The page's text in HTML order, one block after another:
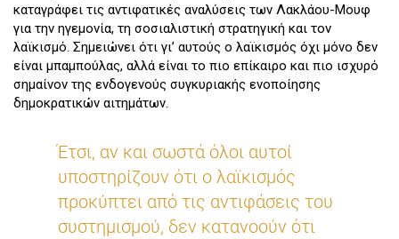
καταγράφει τις αντιφατικές αναλύσεις των Λακλάου-Μουφ
για την ηγεμονία, τη σοσιαλιστική στρατηγική και τον
λαϊκισμό. Σημειώνει ότι γι’ αυτούς ο λαϊκισμός όχι μόνο δεν
είναι μπαμπούλας, αλλά είναι το πιο επίκαιρο και πιο ισχυρό
σημαίνον της ενδογενούς συγκυριακής ενοποίησης
δημοκρατικών αιτημάτων.
Έτσι, αν και σωστά όλοι αυτοί
υποστηρίζουν ότι ο λαϊκισμός
προκύπτει από τις αντιφάσεις του
συστημισμού, δεν κατανοούν ότι